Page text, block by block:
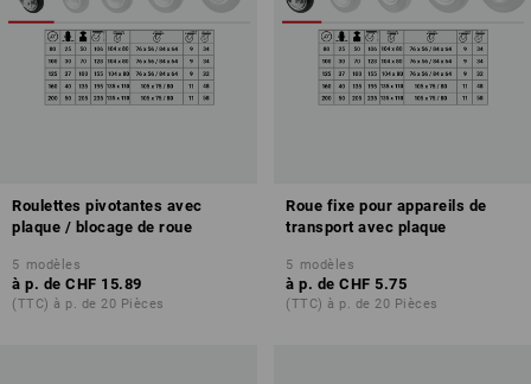
Roulettes pivotantes avec
plaque / blocage de roue
5 modèles
à p. de CHF 15.89
(TTC) à p. de 20 Pièces
Roue fixe pour appareils de
transport avec plaque
5 modèles
à p. de CHF 5.75
(TTC) à p. de 20 Pièces